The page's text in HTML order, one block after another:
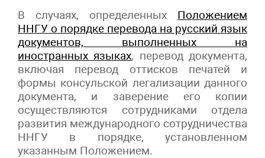
В случаях, определенных Положением
ННГУ о порядке перевода на русский язык
документов, выполненных на
иностранных языках, перевод документа,
включая перевод оттисков печатей и
формы консульской легализации данного
документа, и заверение его копии
осуществляются сотрудниками отдела
развития международного сотрудничества
ННГУ в порядке, установленном
указанным Положением.